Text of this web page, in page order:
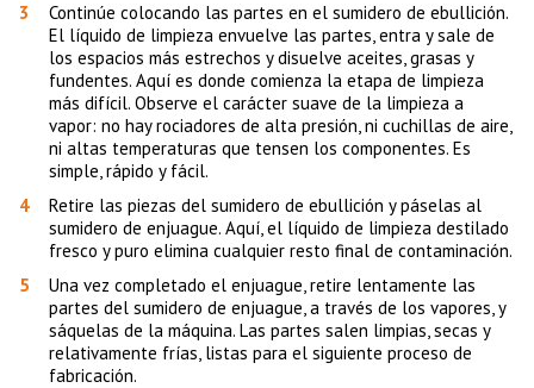
Continúe colocando las partes en el sumidero de ebullición.
El líquido de limpieza envuelve las partes, entra y sale de
los espacios más estrechos y disuelve aceites, grasas y
fundentes. Aquí es donde comienza la etapa de limpieza
más difícil. Observe el carácter suave de la limpieza a
vapor: no hay rociadores de alta presión, ni cuchillas de aire,
ni altas temperaturas que tensen los componentes. Es
simple, rápido y fácil.
Retire las piezas del sumidero de ebullición y páselas al
sumidero de enjuague. Aquí, el líquido de limpieza destilado
fresco y puro elimina cualquier resto final de contaminación.
Una vez completado el enjuague, retire lentamente las
partes del sumidero de enjuague, a través de los vapores, y
sáquelas de la máquina. Las partes salen limpias, secas y
relativamente frías, listas para el siguiente proceso de
fabricación.